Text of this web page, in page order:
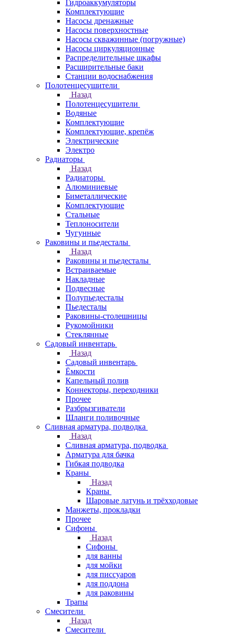
Гидроаккумуляторы
Комплектующие
Насосы дренажные
Насосы поверхностные
Насосы скважинные (погружные)
Насосы циркуляционные
Распределительные шкафы
Расширительные баки
Станции водоснабжения
Полотенцесушители
Назад
Полотенцесушители
Водяные
Комплектующие
Комплектующие, крепёж
Электрические
Электро
Радиаторы
Назад
Радиаторы
Алюминиевые
Биметаллические
Комплектующие
Стальные
Теплоносители
Чугунные
Раковины и пьедесталы
Назад
Раковины и пьедесталы
Встраиваемые
Накладные
Подвесные
Полупьедесталы
Пьедесталы
Раковины-столешницы
Рукомойники
Стеклянные
Садовый инвентарь
Назад
Садовый инвентарь
Ёмкости
Капельный полив
Коннекторы, переходники
Прочее
Разбрызгиватели
Шланги поливочные
Сливная арматура, подводка
Назад
Сливная арматура, подводка
Арматура для бачка
Гибкая подводка
Краны
Назад
Краны
Шаровые латунь и трёхходовые
Манжеты, прокладки
Прочее
Сифоны
Назад
Сифоны
для ванны
для мойки
для писсуаров
для поддона
для раковины
Трапы
Смесители
Назад
Смесители